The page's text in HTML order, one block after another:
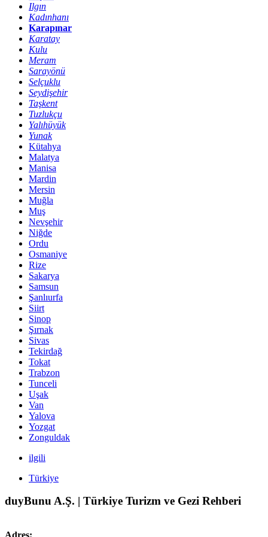
Ilgın
Kadınhanı
Karapınar
Karatay
Kulu
Meram
Sarayönü
Selçuklu
Seydişehir
Taşkent
Tuzlukçu
Yalıhüyük
Yunak
Kütahya
Malatya
Manisa
Mardin
Mersin
Muğla
Muş
Nevşehir
Niğde
Ordu
Osmaniye
Rize
Sakarya
Samsun
Şanlıurfa
Siirt
Sinop
Şırnak
Sivas
Tekirdağ
Tokat
Trabzon
Tunceli
Uşak
Van
Yalova
Yozgat
Zonguldak
ilgili
Türkiye
duyBunu A.Ş. | Türkiye Turizm ve Gezi Rehberi